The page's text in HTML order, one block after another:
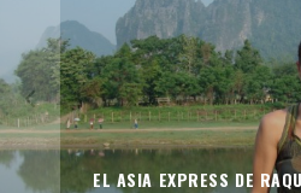
EL ASIA EXPRESS DE